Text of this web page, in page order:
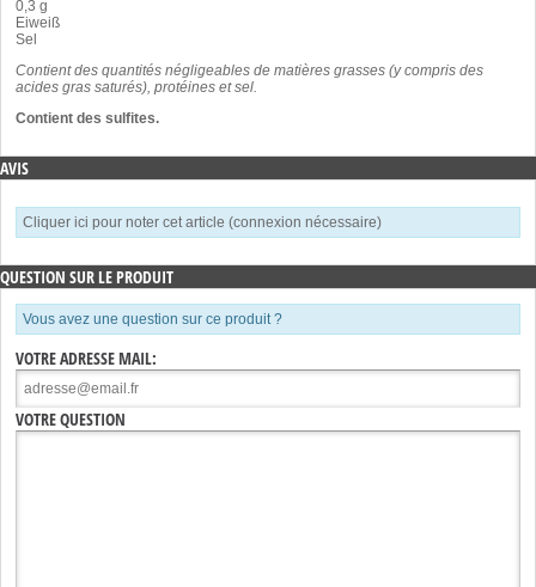
0,3 g
Eiweiß
Sel
Contient des quantités négligeables de matières grasses (y compris des
acides gras saturés), protéines et sel.
Contient des sulfites.
AVIS
Cliquer ici pour noter cet article (connexion nécessaire)
QUESTION SUR LE PRODUIT
Vous avez une question sur ce produit ?
VOTRE ADRESSE MAIL:
VOTRE QUESTION